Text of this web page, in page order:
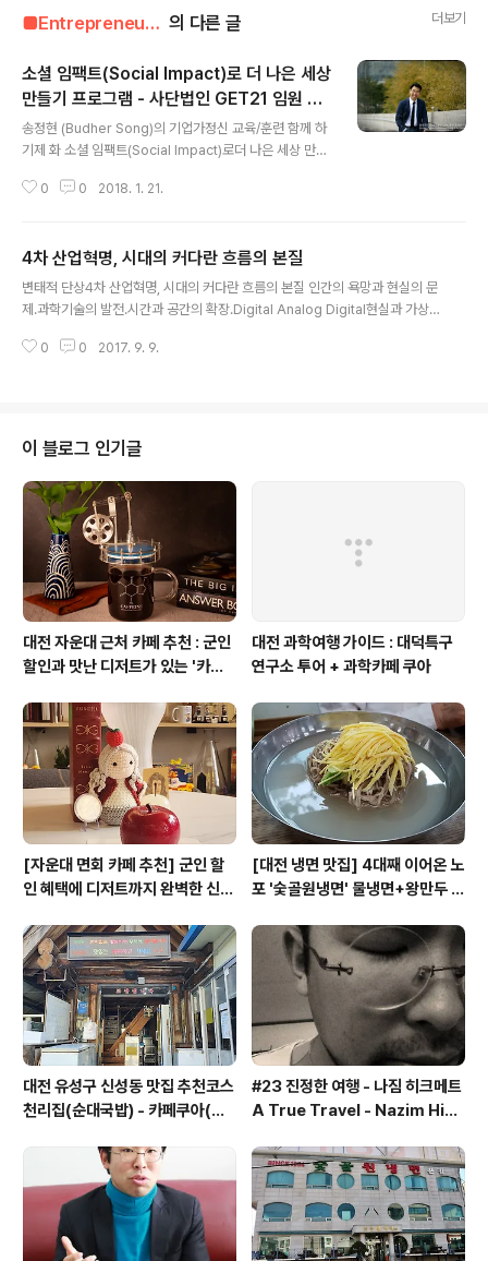
■Entrepreneur■■■/Entrepreneur's Diary 의 다른 글 더보기
소셜 임팩트(Social Impact)로 더 나은 세상
만들기 프로그램 - 사단법인 GET21 임원 워
크샵
송정현 (Budher Song)의 기업가정신 교육/훈련 함께 하
기제 화 소셜 임팩트(Social Impact)로더 나은 세상 만들
함께 하고자 하는 인간의 본성 : 소셜Output, Outcome,
팩트(Social Impact)함께, 생각하면 더 많이 달라질 미래
(명견만리, 2017)협력, 인간이 가진 최고의 경쟁력(수많은
낯선 사람들과 유연한 방식으로 협력하는 능력, 호모데우
에게 어떤 의미가 있었는가?2. 3. 이번 활동이 주변에 어떻
0 0 2018. 1. 21.
4차 산업혁명, 시대의 커다란 흐름의 본질
변태적 단상4차 산업혁명, 시대의 커다란 흐름의 본질 인간의 욕망과 현실의 문
제.과학기술의 발전.시간과 공간의 확장.Digital Analog Digital현실과 가상.
이들의 가슴에 불꽃을 지필 수 있는가?? (Add Budher to your Linked-in /
터뷰집심장이 원하는 대로 움직여라 (영진미디어 2015)기술창업자..
0 0 2017. 9. 9.
이 블로그 인기글
대전 자운대 근처 카페 추천 : 군인
할인과 맛난 디저트가 있는 '카페
대전 과학여행 가이드 : 대덕특구
연구소 투어 + 과학카페 쿠아
[자운대 면회 카페 추천] 군인 할
인 혜택에 디저트까지 완벽한 신성
[대전 냉면 맛집] 4대째 이어온 노
포 '숯골원냉면' 물냉면+왕만두 조
대전 유성구 신성동 맛집 추천코스
천리집(순대국밥) - 카페쿠아(커
#23 진정한 여행 - 나짐 히크메트
A True Travel - Nazim Hik